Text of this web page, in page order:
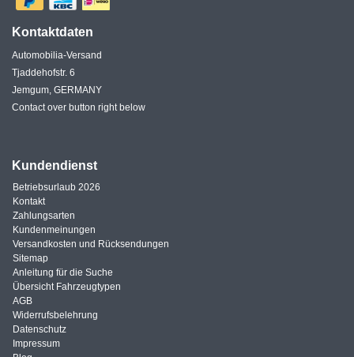
Kontaktdaten
Automobilia-Versand
Tjaddehofstr. 6
Jemgum, GERMANY
Contact over button right below
Kundendienst
Betriebsurlaub 2026
Kontakt
Zahlungsarten
Kundenmeinungen
Versandkosten und Rücksendungen
Sitemap
Anleitung für die Suche
Übersicht Fahrzeugtypen
AGB
Widerrufsbelehrung
Datenschutz
Impressum